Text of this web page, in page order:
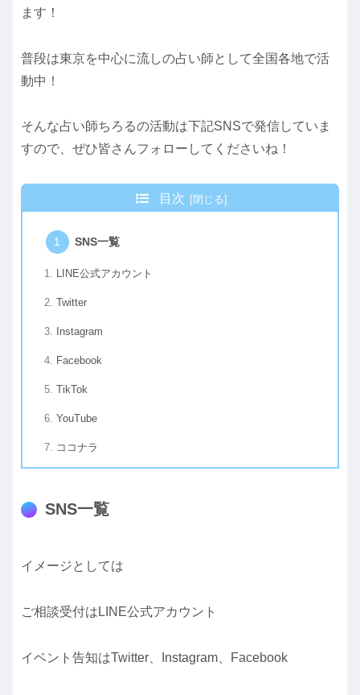
ます！
普段は東京を中心に流しの占い師として全国各地で活
動中！
そんな占い師ちろるの活動は下記SNSで発信していま
すので、ぜひ皆さんフォローしてくださいね！
目次
SNS一覧
LINE公式アカウント
Twitter
Instagram
Facebook
TikTok
YouTube
ココナラ
SNS一覧
イメージとしては
ご相談受付はLINE公式アカウント
イベント告知はTwitter、Instagram、Facebook